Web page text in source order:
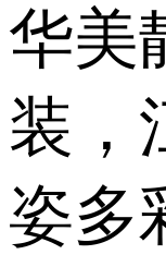
华美
装，
姿多